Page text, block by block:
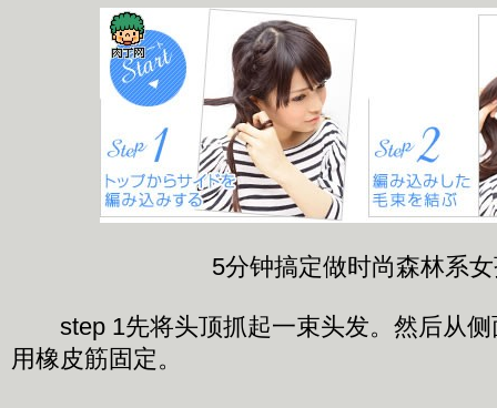
5分钟搞定做时尚森林系
step 1先将头顶抓起一束头发。然后从侧
用橡皮筋固定。